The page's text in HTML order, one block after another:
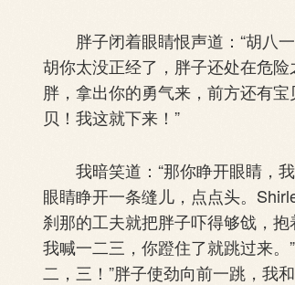
胖子闭着眼睛恨声道：“胡八一
胡你太没正经了，胖子还处在危
胖，拿出你的勇气来，前方还有
贝！我这就下来！”
我暗笑道：“那你睁开眼睛，我
眼睛睁开一条缝儿，点点头。
刹那的工夫就把胖子吓得够戗，
我喊一二三，你蹬住了就跳过来
二，三！”胖子使劲向前一跳，我